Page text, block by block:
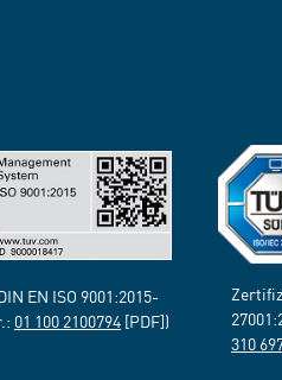
EN ISO 9001:2015-
01 100 2100794 [PDF])
310